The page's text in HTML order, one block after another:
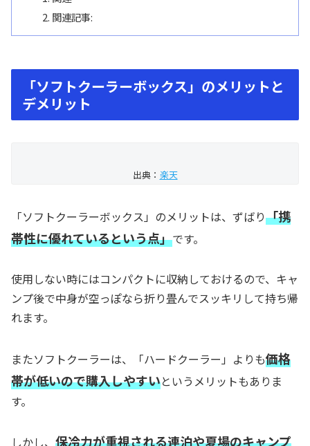
関連記事:
「ソフトクーラーボックス」のメリットと
デメリット
出典： 楽天
「ソフトクーラーボックス」のメリットは、ずばり「携
帯性に優れているという点」です。
使用しない時にはコンパクトに収納しておけるので、キャ
ンプ後で中身が空っぽなら折り畳んでスッキリして持ち帰
れます。
またソフトクーラーは、「ハードクーラー」よりも価格
帯が低いので購入しやすいというメリットもありま
す。
しかし、 保冷力が重視される連泊や夏場のキャンプ